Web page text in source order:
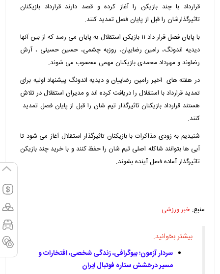
قرارداد با چند بازیکن را آغاز کرده و قصد دارند قرارداد بازیکنان
تاثیرگذارشان را قبل از پایان فصل تمدید کنند.
با پایان فصل قرار داد ۱۱ بازیکن استقلال به پایان‌ می رسد که از بین آنها
دیدیه اندونگ، رامین رضاییان، روزبه چشمی، حسین حسینی ، آرش
رضاوند و مهرداد محمدی بازیکنان مهمی محسوب می شوند.
در هفته های اخیر رامین رضاییان و دیدیه اندونگ پیشنهاد اولیه برای
تمدید قرارداد با استقلال را دریافت کرده اند و مدیران استقلال در تلاش
هستند قرارداد بازیکنان تاثیرگذار تیم شان را قبل از پایان فصل تمدید
کنند.
شنیدیم به زودی مذاکرات با بازیکنان تاثیرگذار استقلال آغاز می شود تا
آبی ها بتوانند شاکله اصلی تیم شان را حفظ کنند و با خرید چند بازیکن
تاثیرگذار آماده فصل آینده بشوند.
منبع: خبر ورزشی
بیشتر بخوانید:
سردار آزمون؛ بیوگرافی، زندگی شخصی، افتخارات و
مسیر درخشش ستاره فوتبال ایران